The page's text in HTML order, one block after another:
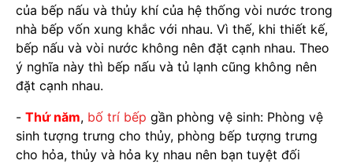
của bếp nấu và thủy khí của hệ thống vòi nước trong
nhà bếp vốn xung khắc với nhau. Vì thế, khi thiết kế,
bếp nấu và vòi nước không nên đặt cạnh nhau. Theo
ý nghĩa này thì bếp nấu và tủ lạnh cũng không nên
đặt cạnh nhau.
- Thứ năm, bố trí bếp gần phòng vệ sinh: Phòng vệ
sinh tượng trưng cho thủy, phòng bếp tượng trưng
cho hỏa, thủy và hỏa kỵ nhau nên bạn tuyệt đối